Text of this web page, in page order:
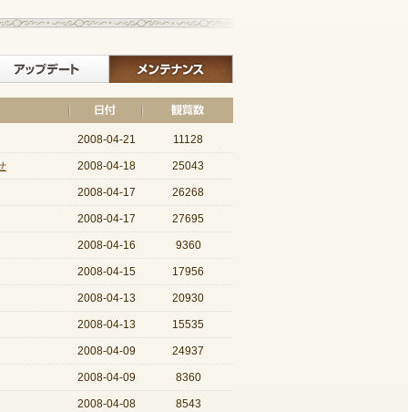
イベント アップデート
2008-04-21 11128
2008-04-18 25043
2008-04-17 26268
2008-04-17 27695
2008-04-16 9360
2008-04-15 17956
2008-04-13 20930
2008-04-13 15535
2008-04-09 24937
2008-04-09 8360
2008-04-08 8543